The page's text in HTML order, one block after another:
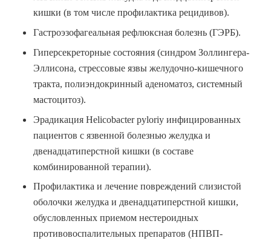
кишки (в том числе профилактика рецидивов).
Гастроэзофагеальная рефлюксная болезнь (ГЭРБ).
Гиперсекреторные состояния (синдром Золлингера-
Эллисона, стрессовые язвы желудочно-кишечного
тракта, полиэндокринный аденоматоз, системный
мастоцитоз).
Эрадикация Helicobacter pyloriу инфицированных
пациентов с язвенной болезнью желудка и
двенадцатиперстной кишки (в составе
комбинированной терапии).
Профилактика и лечение повреждений слизистой
оболочки желудка и двенадцатиперстной кишки,
обусловленных приемом нестероидных
противовоспалительных препаратов (НПВП-